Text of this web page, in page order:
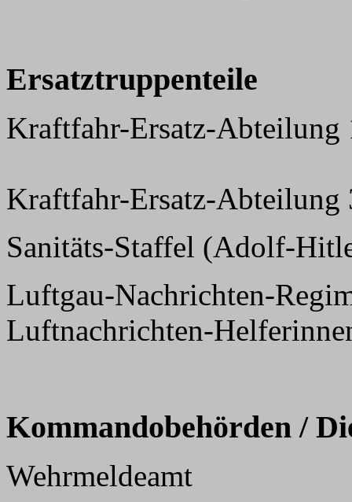
Ersatztruppenteile
Kraftfahr-Ersatz-Abteilung
Kraftfahr-Ersatz-Abteilung
Sanitäts-Staffel (Adolf-
Luftgau-Nachrichten-
Luftnachrichten-
Kommandobehörden /
Wehrmeldeamt